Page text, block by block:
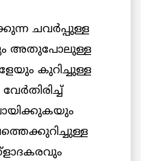
ചവര്‍പ്പുള്ള
അതുപോലുള്ള
കുറിച്ചുള്ള